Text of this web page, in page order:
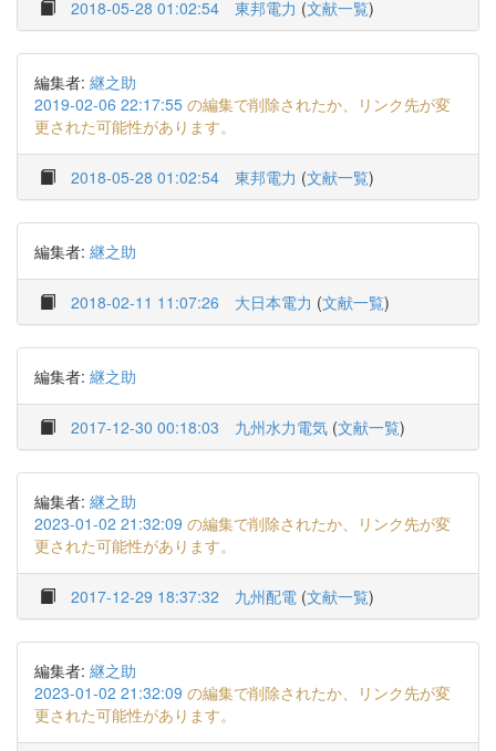
2018-05-28 01:02:54 東邦電力 (文献一覧)
編集者: 継之助
2019-02-06 22:17:55 の編集で削除されたか、リンク先が変
更された可能性があります。
2018-05-28 01:02:54 東邦電力 (文献一覧)
編集者: 継之助
2018-02-11 11:07:26 大日本電力 (文献一覧)
編集者: 継之助
2017-12-30 00:18:03 九州水力電気 (文献一覧)
編集者: 継之助
2023-01-02 21:32:09 の編集で削除されたか、リンク先が変
更された可能性があります。
2017-12-29 18:37:32 九州配電 (文献一覧)
編集者: 継之助
2023-01-02 21:32:09 の編集で削除されたか、リンク先が変
更された可能性があります。